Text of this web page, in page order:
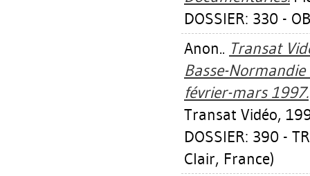
DOSSIER: 330 -
Anon.. Transat
Basse-
février-mars 1997.
Transat Vidéo,
DOSSIER: 390 -
Clair, France)